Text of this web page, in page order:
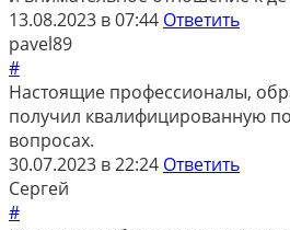
13.08.2023 в 07:44 Ответить
pavel89
#
Настоящие профессионалы,
получил квалифицированную
вопросах.
30.07.2023 в 22:24 Ответить
Сергей
#